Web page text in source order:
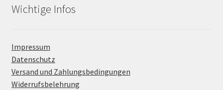
Wichtige Infos
Impressum
Datenschutz
Versand und Zahlungsbedingungen
Widerrufsbelehrung